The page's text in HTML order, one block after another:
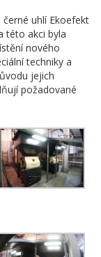
uhlí Ekoefekt
této akci byla
nového
techniky a
jejich
požadované